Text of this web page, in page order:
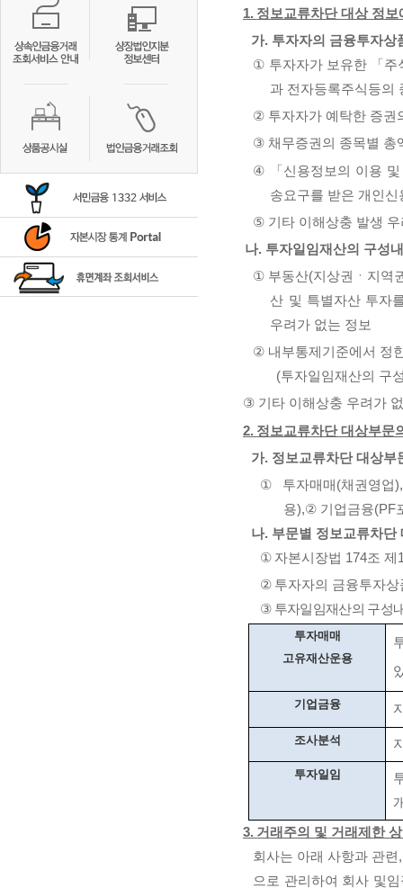
1. 정보교류차단 대상 정
가. 투자자의 금융투자상
① 투자자가 보유한 「주
과 전자등록주식등의
② 투자자가 예탁한 증권
③채무증권의 종목별 총
④
「신용정보의 이용
송요구를 받은 개인신
⑤ 기타 이해상충 발생
나. 투자일임재산의 구성
① 부동산(지상권ㆍ지역
산 및 특별자산 투자
우려가 없는 정보
② 내부통제기준에서 정
(투자일임재산의 구
③ 기타 이해상충 우려가
2. 정보교류차단 대상부문
가. 정보교류차단 대상부
① 투자매매 (채권영업
용),② 기업금융(PF
나. 부문별 정보교류차단
① 자본시장법 174조 제
② 투자자의 금융투자상
③ 투자일임재산의 구성
투자매매
고유재산운용
기업금융
조사분석
투자일임
3. 거래주의 및 거래제한
회사는 아래 사항과 관련
으로 관리하여 회사 및